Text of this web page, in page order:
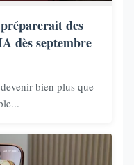
des
dès septembre
bien plus que